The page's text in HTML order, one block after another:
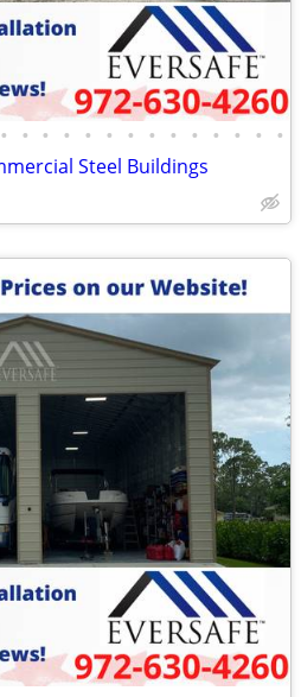
• • • • • • • • • • • • • •
Steel Buildings